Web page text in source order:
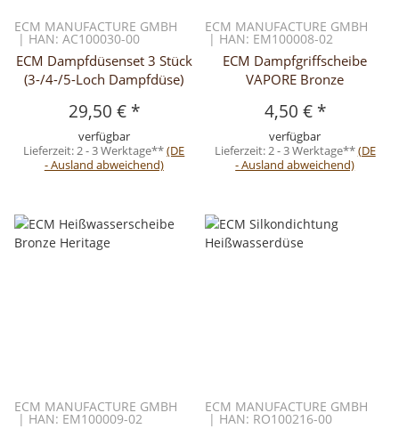
ECM MANUFACTURE GMBH
| HAN: AC100030-00
ECM Dampfdüsenset 3 Stück
(3-/4-/5-Loch Dampfdüse)
29,50 € *
verfügbar
Lieferzeit:2 - 3 Werktage**(DE
- Ausland abweichend)
ECM MANUFACTURE GMBH
| HAN: EM100008-02
ECM Dampfgriffscheibe
VAPORE Bronze
4,50 € *
verfügbar
Lieferzeit:2 - 3 Werktage**(DE
- Ausland abweichend)
ECM MANUFACTURE GMBH
| HAN: EM100009-02
ECM MANUFACTURE GMBH
| HAN: RO100216-00